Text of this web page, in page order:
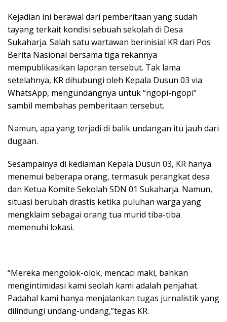
Kejadian ini berawal dari pemberitaan yang sudah
tayang terkait kondisi sebuah sekolah di Desa
Sukaharja. Salah satu wartawan berinisial KR dari Pos
Berita Nasional bersama tiga rekannya
mempublikasikan laporan tersebut. Tak lama
setelahnya, KR dihubungi oleh Kepala Dusun 03 via
WhatsApp, mengundangnya untuk “ngopi-ngopi”
sambil membahas pemberitaan tersebut.
Namun, apa yang terjadi di balik undangan itu jauh dari
dugaan.
Sesampainya di kediaman Kepala Dusun 03, KR hanya
menemui beberapa orang, termasuk perangkat desa
dan Ketua Komite Sekolah SDN 01 Sukaharja. Namun,
situasi berubah drastis ketika puluhan warga yang
mengklaim sebagai orang tua murid tiba-tiba
memenuhi lokasi.
“Mereka mengolok-olok, mencaci maki, bahkan
mengintimidasi kami seolah kami adalah penjahat.
Padahal kami hanya menjalankan tugas jurnalistik yang
dilindungi undang-undang,”tegas KR.